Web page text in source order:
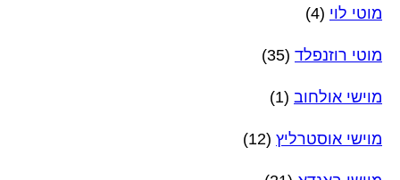
מוטי לוי (4)
מוטי רוזנפלד (35)
מוישי אולחוב (1)
מוישי אוסטרליץ (12)